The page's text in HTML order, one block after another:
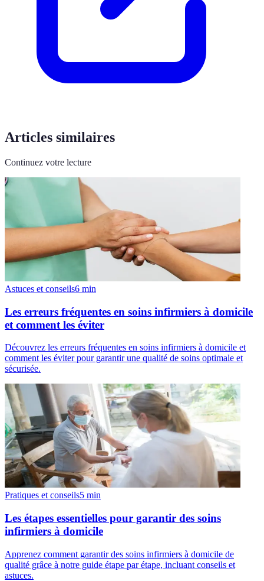
Articles similaires
Continuez votre lecture
Astuces et conseils6 min
Les erreurs fréquentes en soins infirmiers à domicile
et comment les éviter
Découvrez les erreurs fréquentes en soins infirmiers à domicile et
comment les éviter pour garantir une qualité de soins optimale et
sécurisée.
Pratiques et conseils5 min
Les étapes essentielles pour garantir des soins
infirmiers à domicile
Apprenez comment garantir des soins infirmiers à domicile de
qualité grâce à notre guide étape par étape, incluant conseils et
astuces.